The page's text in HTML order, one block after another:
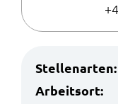
Stellenarten:
Arbeitsort: